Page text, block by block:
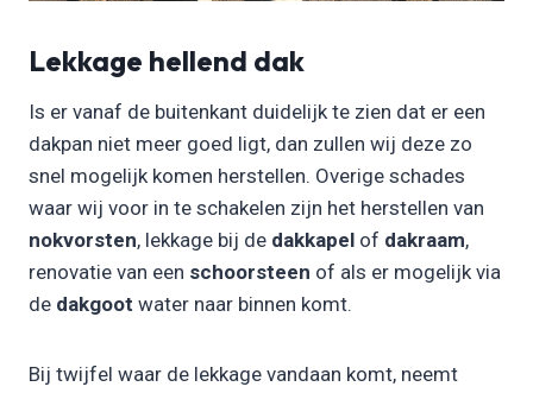
Lekkage hellend dak
Is er vanaf de buitenkant duidelijk te zien dat er een
dakpan niet meer goed ligt, dan zullen wij deze zo
snel mogelijk komen herstellen. Overige schades
waar wij voor in te schakelen zijn het herstellen van
nokvorsten, lekkage bij de dakkapel of dakraam,
renovatie van een schoorsteen of als er mogelijk via
de dakgoot water naar binnen komt.
Bij twijfel waar de lekkage vandaan komt, neemt